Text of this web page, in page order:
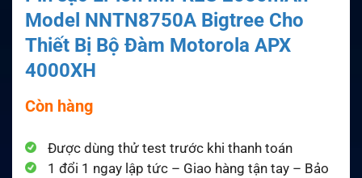
Model NNTN8750A Bigtree Cho
Thiết Bị Bộ Đàm Motorola APX
4000XH
Còn hàng
Được dùng thử test trước khi thanh toán
1 đổi 1 ngay lập tức – Giao hàng tận tay – Bảo